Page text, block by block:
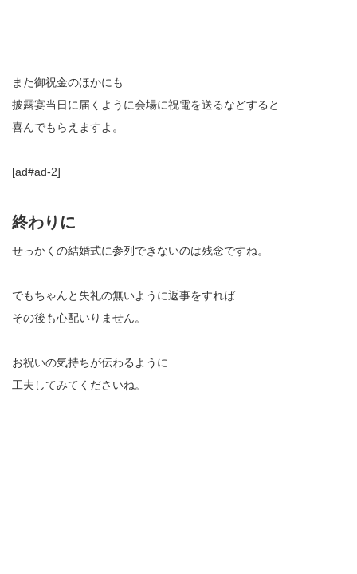
また御祝金のほかにも
披露宴当日に届くように会場に祝電を送るなどすると
喜んでもらえますよ。
[ad#ad-2]
終わりに
せっかくの結婚式に参列できないのは残念ですね。
でもちゃんと失礼の無いように返事をすれば
その後も心配いりません。
お祝いの気持ちが伝わるように
工夫してみてくださいね。